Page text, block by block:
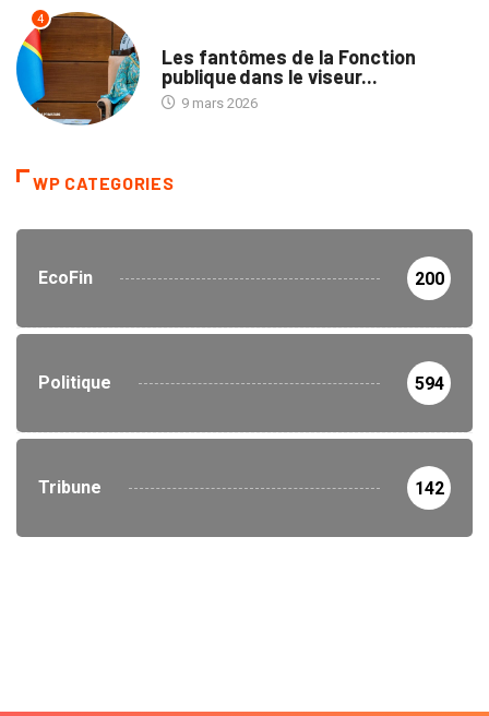
4
Les fantômes de la Fonction
publique dans le viseur...
9 mars 2026
WP CATEGORIES
EcoFin 200
Politique 594
Tribune 142